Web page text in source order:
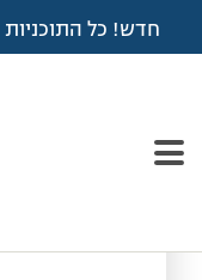
חדש! כל
עמוד הבית >
Vod
>חיטוב